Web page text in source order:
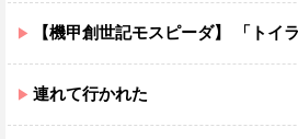
【機甲創世記モスピーダ】 「トイライズ」シ
連れて行かれた